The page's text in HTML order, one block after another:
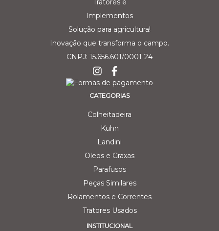
Solução para agricultura!
Inovação que transforma o campo.
CNPJ: 15.656.601/0001-24
CATEGORIAS
Colheitadeira
Kuhn
Landini
Oleos e Graxas
Parafusos
Peças Similares
Rolamentos e Correntes
Tratores Usados
INSTITUCIONAL